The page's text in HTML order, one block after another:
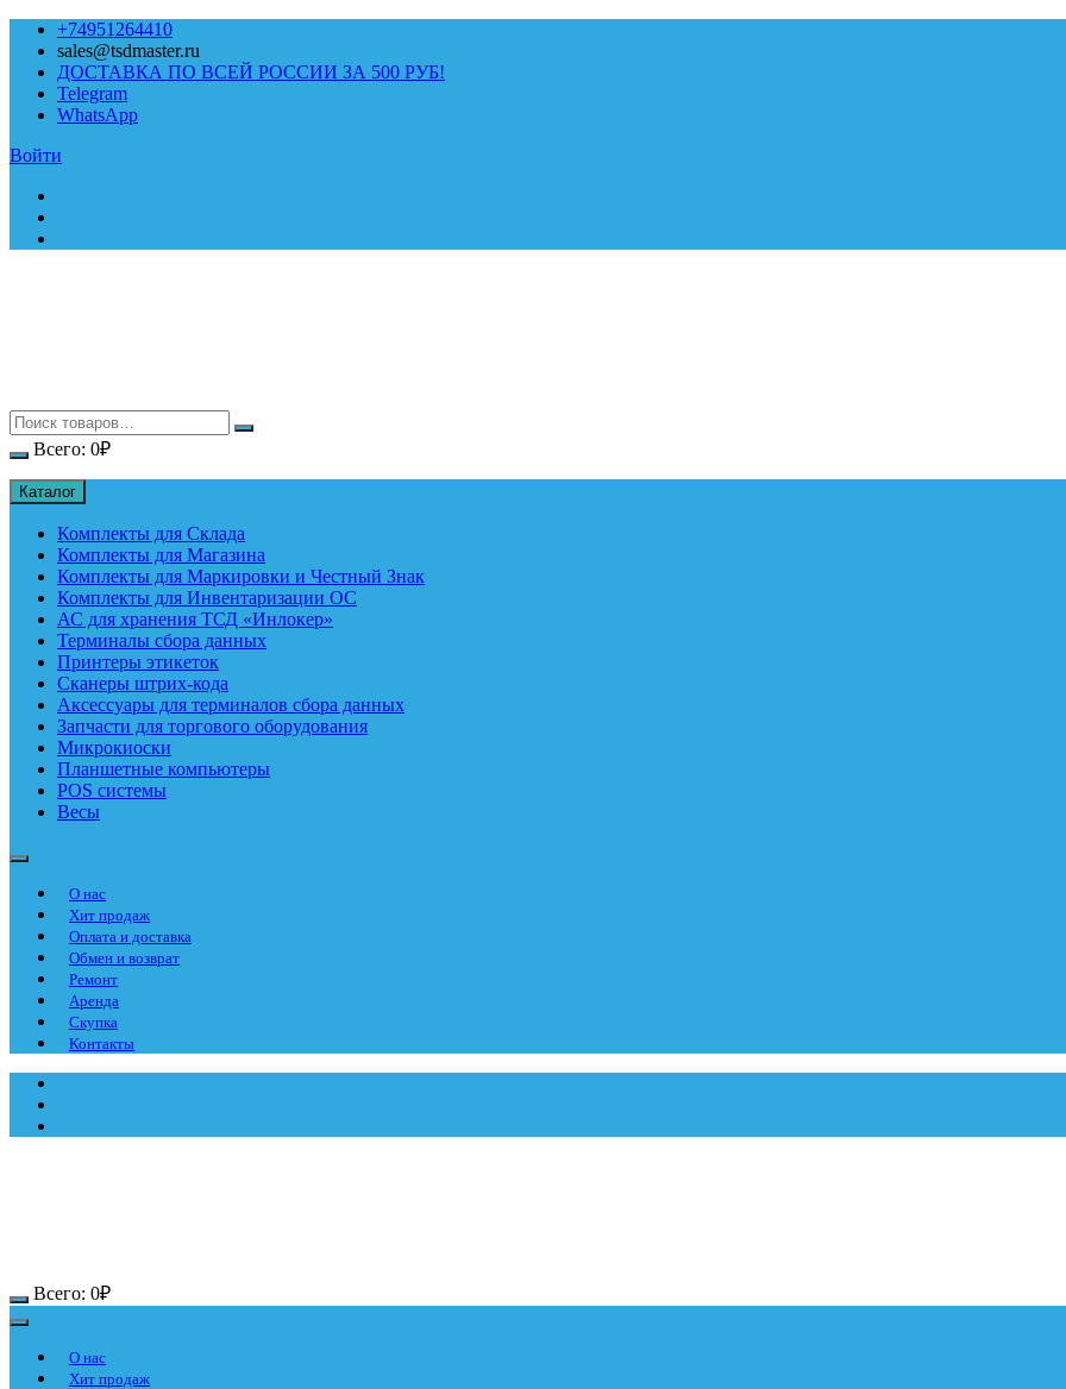
Перейти
содержимому
+74951264410
sales@tsdmaster.ru
ДОСТАВКА ПО ВСЕЙ РОССИИ ЗА 500 РУБ!
Telegram
WhatsApp
Войти
Всего: 0₽
Каталог
Комплекты для Склада
Комплекты для Магазина
Комплекты для Маркировки и Честный Знак
Комплекты для Инвентаризации ОС
АС для хранения ТСД «Инлокер»
Терминалы сбора данных
Принтеры этикеток
Сканеры штрих-кода
Аксессуары для терминалов сбора данных
Запчасти для торгового оборудования
Микрокиоски
Планшетные компьютеры
POS системы
Весы
О нас
Хит продаж
Оплата и доставка
Обмен и возврат
Ремонт
Аренда
Скупка
Контакты
Всего: 0₽
О нас
Хит продаж